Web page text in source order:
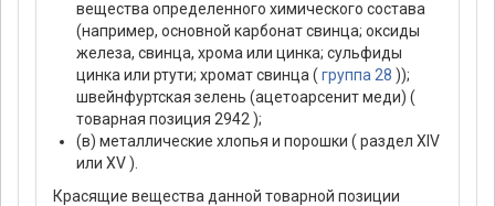
вещества определенного химического состава
(например, основной карбонат свинца; оксиды
железа, свинца, хрома или цинка; сульфиды
цинка или ртути; хромат свинца ( группа 28 ));
швейнфуртская зелень (ацетоарсенит меди) (
товарная позиция 2942 );
(в) металлические хлопья и порошки ( раздел ХIV
или ХV ).
Красящие вещества данной товарной позиции